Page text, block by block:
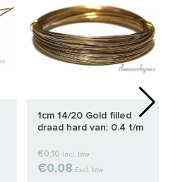
1cm 14/20 Gold filled
draad hard van: 0.4 t/m
€0,10 Incl. btw
€0,08 Excl. btw